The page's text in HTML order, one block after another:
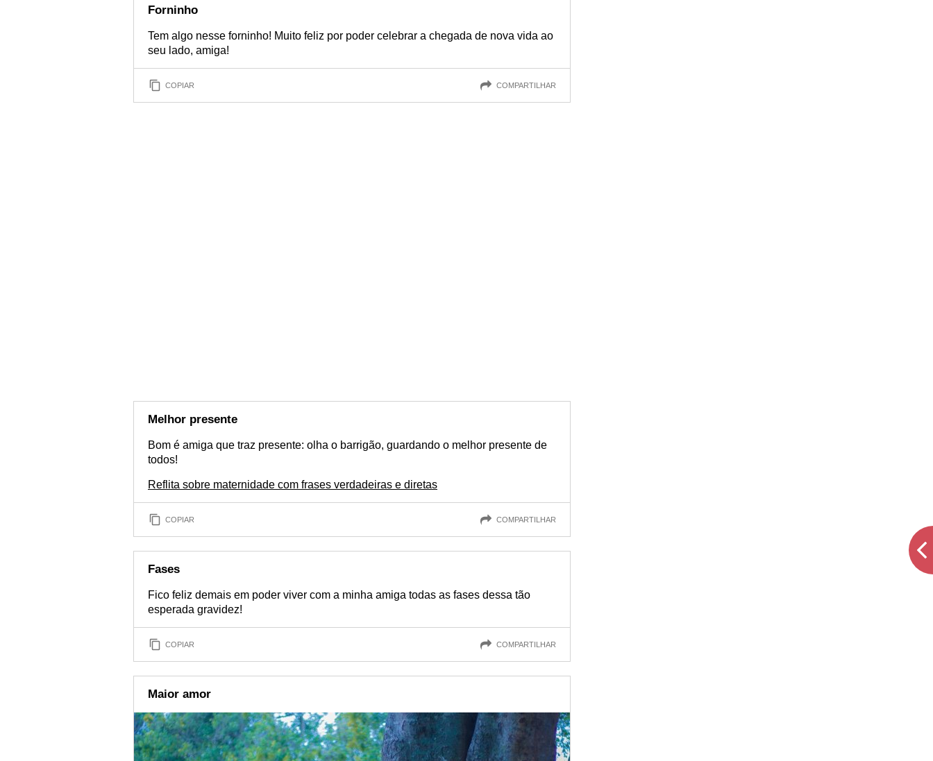
Forninho
Tem algo nesse forninho! Muito feliz por poder celebrar a chegada de nova vida ao
seu lado, amiga!
COPIAR COMPARTILHAR
Melhor presente
Bom é amiga que traz presente: olha o barrigão, guardando o melhor presente de
todos!
Reflita sobre maternidade com frases verdadeiras e diretas
COPIAR COMPARTILHAR
Fases
Fico feliz demais em poder viver com a minha amiga todas as fases dessa tão
esperada gravidez!
COPIAR COMPARTILHAR
Maior amor